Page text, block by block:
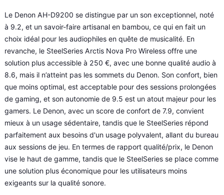
Le Denon AH-D9200 se distingue par un son exceptionnel, noté
à 9.2, et un savoir-faire artisanal en bambou, ce qui en fait un
choix idéal pour les audiophiles en quête de musicalité. En
revanche, le SteelSeries Arctis Nova Pro Wireless offre une
solution plus accessible à 250 €, avec une bonne qualité audio à
8.6, mais il n’atteint pas les sommets du Denon. Son confort, bien
que moins optimal, est acceptable pour des sessions prolongées
de gaming, et son autonomie de 9.5 est un atout majeur pour les
gamers. Le Denon, avec un score de confort de 7.9, convient
mieux à un usage sédentaire, tandis que le SteelSeries répond
parfaitement aux besoins d'un usage polyvalent, allant du bureau
aux sessions de jeu. En termes de rapport qualité/prix, le Denon
vise le haut de gamme, tandis que le SteelSeries se place comme
une solution plus économique pour les utilisateurs moins
exigeants sur la qualité sonore.